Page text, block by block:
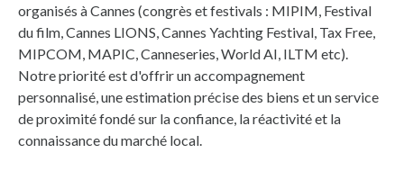
organisés à Cannes (congrès et festivals : MIPIM, Festival
du film, Cannes LIONS, Cannes Yachting Festival, Tax Free,
MIPCOM, MAPIC, Canneseries, World AI, ILTM etc).
Notre priorité est d'offrir un accompagnement
personnalisé, une estimation précise des biens et un service
de proximité fondé sur la confiance, la réactivité et la
connaissance du marché local.